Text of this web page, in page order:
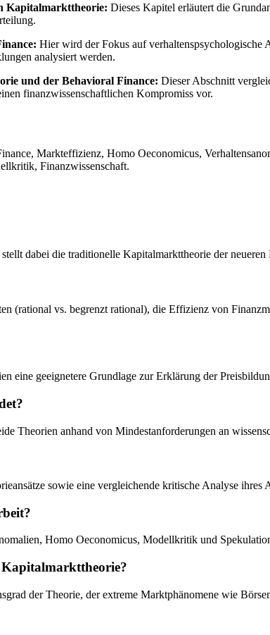
Kapitalmarkttheorie: Dieses Kapitel erläutert die
Hier wird der Fokus auf verhaltenspsychologische
analysiert werden.
und der Behavioral Finance: Dieser Abschnitt
finanzwissenschaftlichen Kompromiss vor.
Markteffizienz, Homo Oeconomicus,
Finanzwissenschaft.
dabei die traditionelle Kapitalmarkttheorie der
(rational vs. begrenzt rational), die Effizienz von
eine geeignetere Grundlage zur Erklärung der
Theorien anhand von Mindestanforderungen an
sowie eine vergleichende kritische Analyse
Homo Oeconomicus, Modellkritik und
der Theorie, der extreme Marktphänomene wie